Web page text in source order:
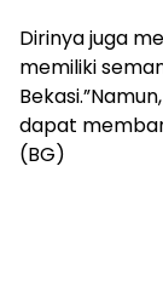
Dirinya juga
memiliki
dapat
(BG)